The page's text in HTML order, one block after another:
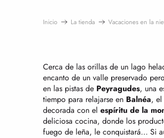
Inicio La tienda Vacaciones en la
Cerca de las orillas de un lago
encanto de un valle preservado
en las pistas de Peyragudes, una
tiempo para relajarse en Balnéa,
decorada con el espíritu de la
deliciosa cocina, donde los
fuego de leña, le conquistará… Si